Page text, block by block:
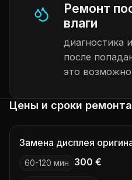
Ремонт
влаги
диагностика
после
это
Цены и сроки ремонта
Замена дисплея
60-120 мин 300 €